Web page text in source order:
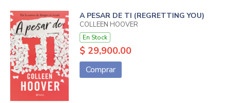
A PESAR DE TI (REGRETTING YOU)
COLLEEN HOOVER
En Stock
$ 29,900.00
Comprar